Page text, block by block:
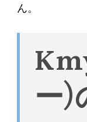
ん。
ー)